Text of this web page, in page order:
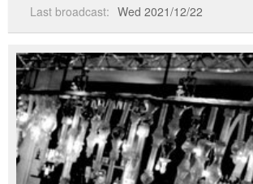
Last broadcast: Wed 2021/12/22